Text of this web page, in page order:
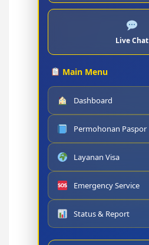
Live Chat
Main Menu
Dashboard
Permohonan Paspor
Layanan Visa
Emergency Service
Status & Report